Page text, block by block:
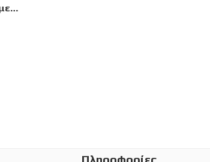
Campark T180 TC08 Κάμερα Παρακολούθησης για Αγρότες και Μελισσοκόμους με WiFi/Bluetooth (112MP/4K/Νυχτερινή Όραση)
Πληροφορίες